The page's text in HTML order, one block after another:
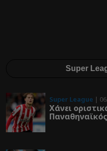
Super
Super League |
Χάνει